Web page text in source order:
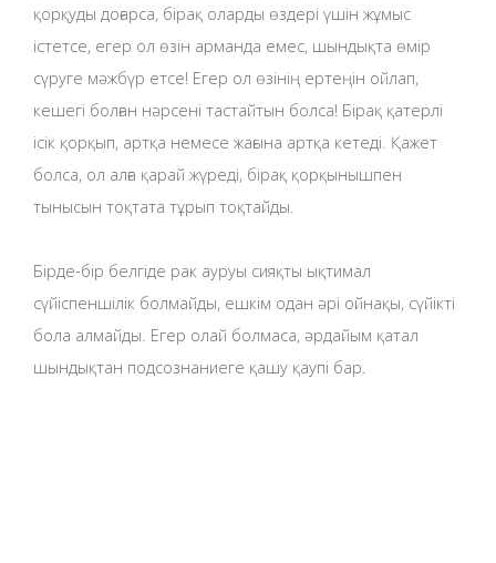
қорқуды доғарса, бірақ оларды өздері үшін жұмыс
істетсе, егер ол өзін арманда емес, шындықта өмір
сүруге мәжбүр етсе! Егер ол өзінің ертеңін ойлап,
кешегі болған нәрсені тастайтын болса! Бірақ қатерлі
ісік қорқып, артқа немесе жағына артқа кетеді. Қажет
болса, ол алға қарай жүреді, бірақ қорқынышпен
тынысын тоқтата тұрып тоқтайды.
Бірде-бір белгіде рак ауруы сияқты ықтимал
сүйіспеншілік болмайды, ешкім одан әрі ойнақы, сүйікті
бола алмайды. Егер олай болмаса, әрдайым қатал
шындықтан подсознаниеге қашу қаупі бар.